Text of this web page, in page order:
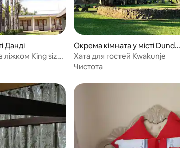
Данді
ліжком King size/
Окрема кімната у місті Dunde
e
Хата для гостей Kwakunje
Чистота